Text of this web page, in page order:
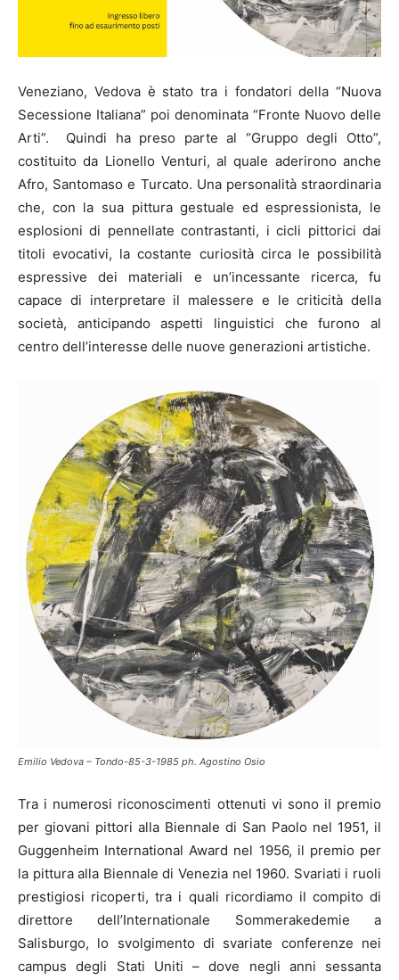
Veneziano, Vedova è stato tra i fondatori della “Nuova
Secessione Italiana” poi denominata “Fronte Nuovo delle
Arti”.
Quindi ha preso parte al “Gruppo degli Otto”,
costituito da Lionello Venturi, al quale aderirono anche
Afro, Santomaso e Turcato. Una personalità straordinaria
che, con la sua pittura gestuale ed espressionista, le
esplosioni di pennellate contrastanti, i cicli pittorici dai
titoli evocativi, la costante curiosità circa le possibilità
espressive dei materiali e un’incessante ricerca, fu
capace di interpretare il malessere e le criticità della
società, anticipando aspetti linguistici che furono al
centro dell’interesse delle nuove generazioni artistiche.
Emilio Vedova – Tondo-85-3-1985 ph. Agostino Osio
Tra i numerosi riconoscimenti ottenuti vi sono il premio
per giovani pittori alla Biennale di San Paolo nel 1951, il
Guggenheim International Award nel 1956, il premio per
la pittura alla Biennale di Venezia nel 1960. Svariati i ruoli
prestigiosi ricoperti, tra i quali ricordiamo il compito di
direttore dell’Internationale Sommerakedemie a
Salisburgo, lo svolgimento di svariate conferenze nei
campus degli Stati Uniti – dove negli anni sessanta